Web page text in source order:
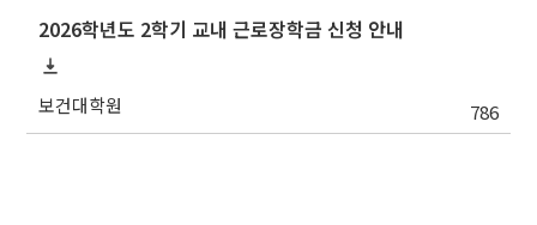
2026학년도 2학기 교내 근로장학금 신청 안내
보건대학원 786